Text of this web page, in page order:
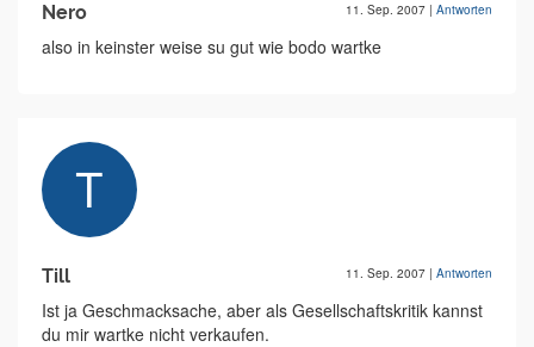
Nero 11. Sep. 2007 | Antworten
also in keinster weise su gut wie bodo wartke
Till 11. Sep. 2007 | Antworten
Ist ja Geschmacksache, aber als Gesellschaftskritik kannst
du mir wartke nicht verkaufen.